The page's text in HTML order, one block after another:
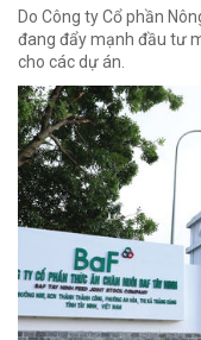
Do Công ty Cổ phần
đang đẩy mạnh đầu tư
cho các dự án.